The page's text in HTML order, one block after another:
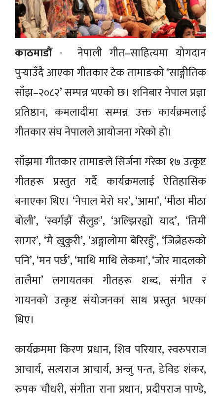
काठमाडाैं- नेपाली गीत–साहित्यमा योगदान
पुर्‍याउँदै आएका गीतकार टेक तामाङको ‘साङ्गीतिक
साँझ–२०८२’ सम्पन्न भएको छ। शनिबार नेपाल प्रज्ञा
प्रतिष्ठान, कमलादीमा सम्पन्न उक्त कार्यक्रमलाई
गीतकार संघ नेपालले आयोजना गरेको हो।
साँझमा गीतकार तामाङले सिर्जना गरेका १७ उत्कृष्ट
गीतहरू प्रस्तुत गर्दै कार्यक्रमलाई ऐतिहासिक
बनाएका थिए। ‘नेपाल मेरो घर’, ‘आमा’, ‘मीठा मीठा
बोली’, ‘स्वर्गझैं सैलुङ’, ‘अल्झिरह्यो याद’, ‘तिमी
सागर’, ‘मै खुकुरी’, ‘अङ्गालोमा बेरिरहुँ’, ‘जित्नेहरुको
पनि’, ‘मन पर्छ’, ‘माथि माथि लेकमा’, ‘जोर मादलको
तालैमा’ लगायतका गीतहरू शब्द, संगीत र
गायनको उत्कृष्ट संयोजनका साथ प्रस्तुत भएका
थिए।
कार्यक्रममा किरण प्रधान, शिव परियार, स्वरुपराज
आचार्य, सत्यराज आचार्य, अन्जु पन्त, डेविड शंकर,
रुपक चौधरी, संगीता राना प्रधान, प्रदीपराज पाण्डे,